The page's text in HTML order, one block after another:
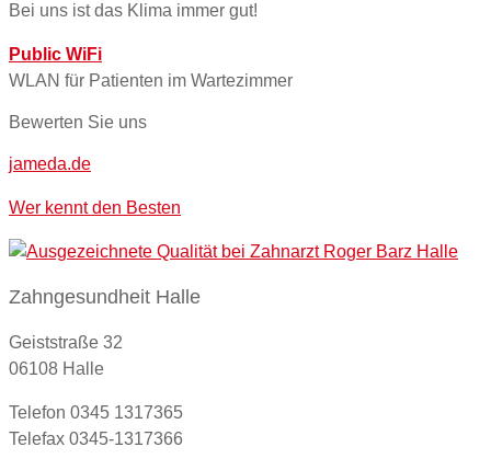
Bei uns ist das Klima immer gut!
Public WiFi
WLAN für Patienten im Wartezimmer
Bewerten Sie uns
jameda.de
Wer kennt den Besten
Zahngesundheit Halle
Geiststraße 32
06108 Halle
Telefon 0345 1317365
Telefax 0345-1317366